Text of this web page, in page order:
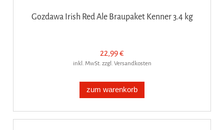
Gozdawa Irish Red Ale Braupaket Kenner 3.4 kg
22,99 €
inkl. MwSt. zzgl. Versandkosten
zum warenkorb